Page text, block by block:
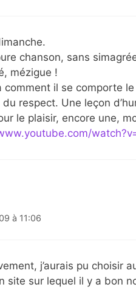
chanson, sans
mézigue !
comment il se comporte
du respect. Une leçon
le plaisir, encore une,
à 11:06
j’aurais pu choisir
site sur lequel il y a bon